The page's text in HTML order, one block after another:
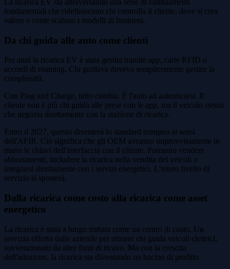
La ricarica EV sta attraversando una serie di cambiamenti
fondamentali che ridefiniscono chi controlla il cliente, dove si crea
valore e come scalano i modelli di business.
Da chi guida alle auto come clienti
Per anni la ricarica EV è stata gestita tramite app, carte RFID o
accordi di roaming. Chi guidava doveva semplicemente gestire la
complessità.
Con Plug and Charge, tutto cambia. È l'auto ad autenticarsi. Il
cliente non è più chi guida alle prese con le app, ma il veicolo stesso
che negozia direttamente con la stazione di ricarica.
Entro il 2027, questo diventerà lo standard europeo ai sensi
dell'AFIR. Ciò significa che gli OEM avranno improvvisamente in
mano le chiavi dell'interfaccia con il cliente. Potranno vendere
abbonamenti, includere la ricarica nella vendita dei veicoli o
integrarsi direttamente con i servizi energetici. L'intero livello di
servizio si sposterà.
Dalla ricarica come costo alla ricarica come asset
energetico
La ricarica è stata a lungo trattata come un centro di costo. Un
servizio offerto dalle aziende per attrarre chi guida veicoli elettrici,
sovvenzionato da altre fonti di ricavo. Ma con la crescita
dell'adozione, la ricarica sta diventando un bacino di profitto.